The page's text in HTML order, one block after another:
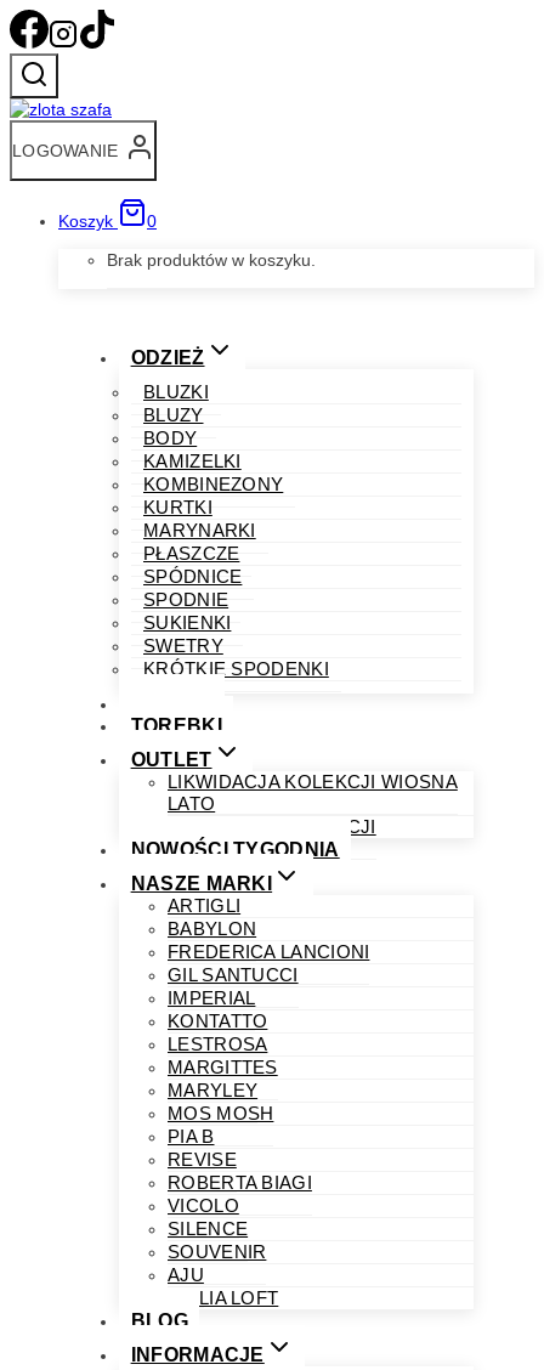
Przejdź
do
treści
LOGOWANIE
Koszyk
0
Brak produktów w koszyku.
ODZIEŻ
BLUZKI
BLUZY
BODY
KAMIZELKI
KOMBINEZONY
KURTKI
MARYNARKI
PŁASZCZE
SPÓDNICE
SPODNIE
SUKIENKI
SWETRY
KRÓTKIE SPODENKI
TOREBKI
OUTLET
LIKWIDACJA KOLEKCJI WIOSNA
LATO
LIKWIDACJA KOLEKCJI
NOWOŚCI TYGODNIA
NASZE MARKI
ARTIGLI
BABYLON
FREDERICA LANCIONI
GIL SANTUCCI
IMPERIAL
KONTATTO
LESTROSA
MARGITTES
MARYLEY
MOS MOSH
PIA B
REVISE
ROBERTA BIAGI
VICOLO
SILENCE
SOUVENIR
AJU
PHILIA LOFT
BLOG
INFORMACJE